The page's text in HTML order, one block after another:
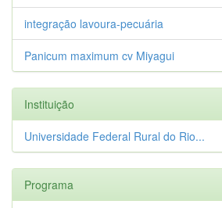
integração lavoura-pecuária
Panicum maximum cv Miyagui
Instituição
Universidade Federal Rural do Rio...
Programa